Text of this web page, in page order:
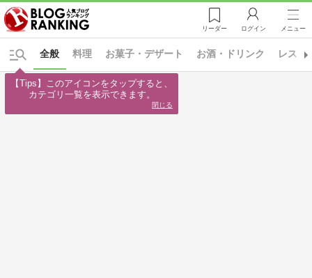
リーダー ログイン メニュー
料理 お菓子・デザート お酒・ドリンク レスト
全般
【Tips】このアイコンをタップすると、
カテゴリ一覧を表示できます。
閉じる